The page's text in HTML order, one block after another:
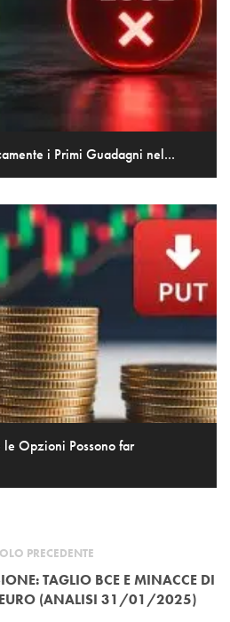
i Primi Guadagni nel...
le Opzioni Possono far
PRECEDENTE
TAGLIO BCE E MINACCE DI
(ANALISI 31/01/2025)